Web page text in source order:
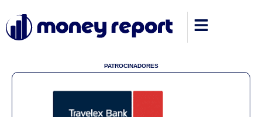
PATROCINADORES